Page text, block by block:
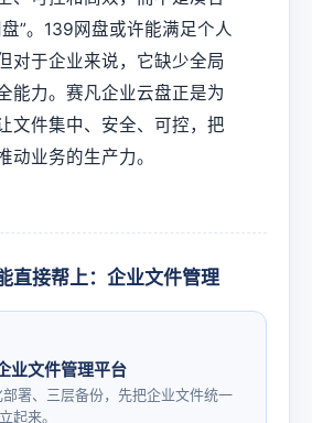
”。139网盘或许能满足个人
对于企业来说，它缺少全局
能力。赛凡企业云盘正是为
文件集中、安全、可控，把
动业务的生产力。
直接帮上：企业文件管理
业文件管理平台
署、三层备份，先把企业文件统一
起来。